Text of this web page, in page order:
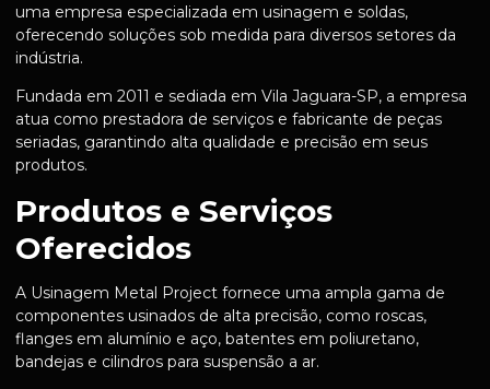
uma empresa especializada em usinagem e soldas,
oferecendo soluções sob medida para diversos setores da
indústria.
Fundada em 2011 e sediada em Vila Jaguara-SP, a empresa
atua como prestadora de serviços e fabricante de peças
seriadas, garantindo alta qualidade e precisão em seus
produtos.
Produtos e Serviços
Oferecidos
A Usinagem Metal Project fornece uma ampla gama de
componentes usinados de alta precisão, como roscas,
flanges em alumínio e aço, batentes em poliuretano,
bandejas e cilindros para suspensão a ar.